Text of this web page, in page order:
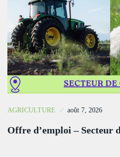
AGRICULTURE août 7, 2026
Offre d’emploi – Secteur